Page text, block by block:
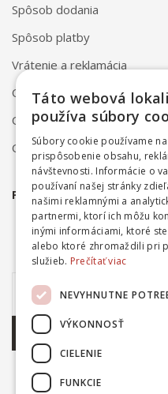
Spôsob dodania
Spôsob platby
Vrátenie a reklamácia
Odstúpenie od zmluvy online
Obchodné podmienky
Ochrana osobných údajov
PRIHLÁSTE SA NA ODBER
Odber noviniek môžete
urobiť,
Súhlasím so
Táto webová
používa súbory
Súbory cookie používame na
prispôsobenie obsahu,
návštevnosti. Informácie o
používaní našej stránky
našimi reklamnými a
partnermi, ktorí ich môžu
inými informáciami, ktoré
alebo ktoré zhromaždili pri
služieb. Prečítať viac
NEVYHNUTNE
VÝKONNOSŤ
CIELENIE
FUNKCIE